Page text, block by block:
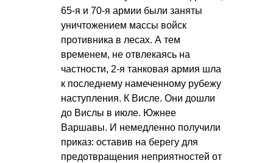
65-я и 70-я армии были заняты
уничтожением массы войск
противника в лесах. А тем
временем, не отвлекаясь на
частности, 2-я танковая армия шла
к последнему намеченному рубежу
наступления. К Висле. Они дошли
до Вислы в июле. Южнее
Варшавы. И немедленно получили
приказ: оставив на берегу для
предотвращения неприятностей от